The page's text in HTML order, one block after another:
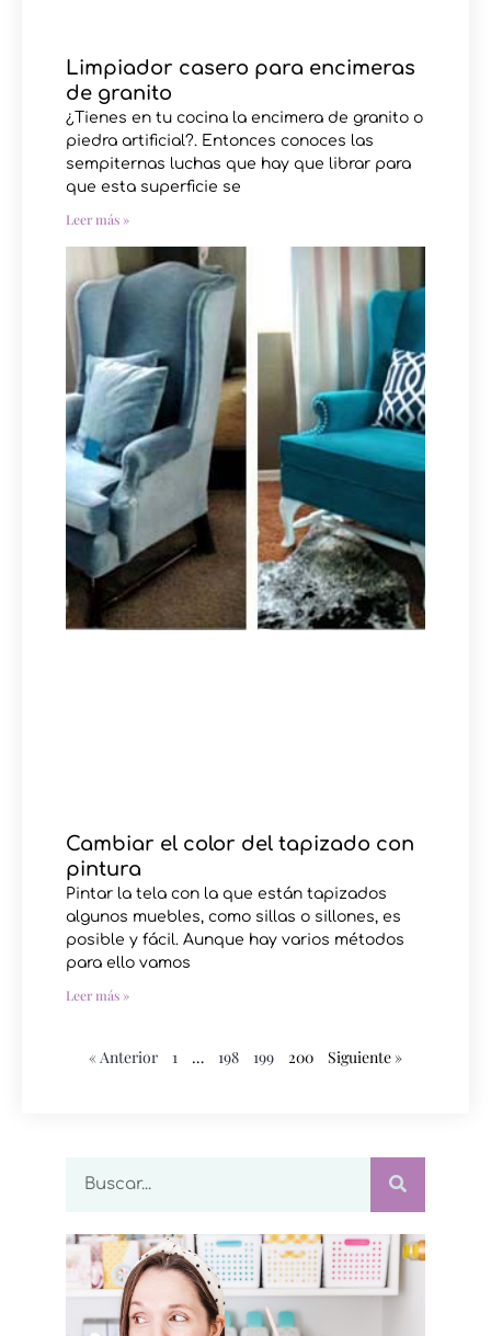
Limpiador casero para encimeras
de granito
¿Tienes en tu cocina la encimera de granito o
piedra artificial?. Entonces conoces las
sempiternas luchas que hay que librar para
que esta superficie se
Leer más »
Cambiar el color del tapizado con
pintura
Pintar la tela con la que están tapizados
algunos muebles, como sillas o sillones, es
posible y fácil. Aunque hay varios métodos
para ello vamos
Leer más »
« Anterior 1 … 198 199 200 Siguiente »